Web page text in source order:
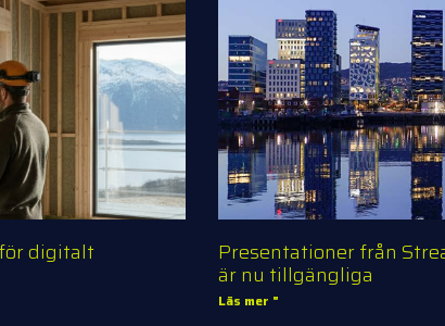
digitalt Presentationer från
är nu tillgängliga
Läs mer "